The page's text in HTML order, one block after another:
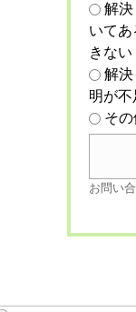
解
いて
きない
解
明が
そ
お問い